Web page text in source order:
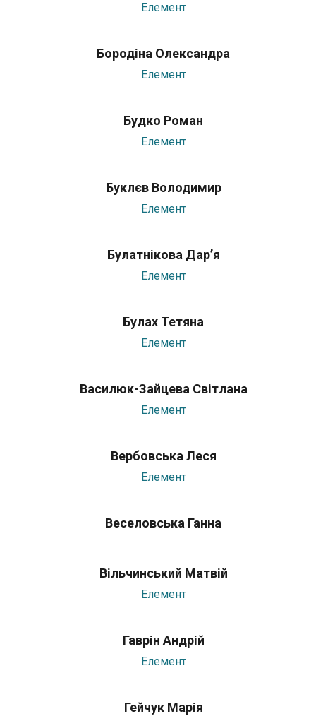
Елемент
Бородіна Олександра
Елемент
Будко Роман
Елемент
Буклєв Володимир
Елемент
Булатнікова Дар’я
Елемент
Булах Тетяна
Елемент
Василюк-Зайцева Світлана
Елемент
Вербовська Леся
Елемент
Веселовська Ганна
Вільчинський Матвій
Елемент
Гаврін Андрій
Елемент
Гейчук Марія